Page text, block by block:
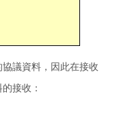
議資料，因此在接收
接收：